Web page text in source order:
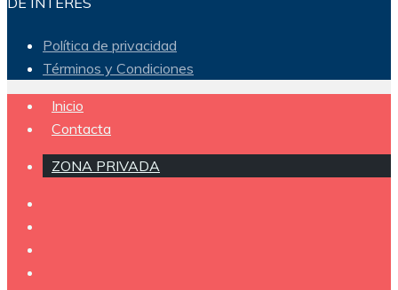
Política de privacidad
Términos y Condiciones
Inicio
Contacta
ZONA PRIVADA